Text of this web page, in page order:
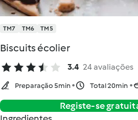
TM7 TM6 TM5
Biscuits écolier
3.4 24 avaliações
Preparação 5min Total 20min
Registe-se